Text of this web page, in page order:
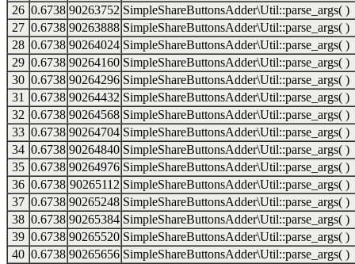
26 0.6738 90263752 SimpleShareButtonsAdder\Util::parse_args( )
27 0.6738 90263888 SimpleShareButtonsAdder\Util::parse_args( )
28 0.6738 90264024 SimpleShareButtonsAdder\Util::parse_args( )
29 0.6738 90264160 SimpleShareButtonsAdder\Util::parse_args( )
30 0.6738 90264296 SimpleShareButtonsAdder\Util::parse_args( )
31
0.6738 90264432 SimpleShareButtonsAdder\Util::parse_args( )
32 0.6738 90264568 SimpleShareButtonsAdder\Util::parse_args( )
33 0.6738 90264704 SimpleShareButtonsAdder\Util::parse_args( )
34 0.6738 90264840 SimpleShareButtonsAdder\Util::parse_args( )
35 0.6738 90264976 SimpleShareButtonsAdder\Util::parse_args( )
36 0.6738 90265112 SimpleShareButtonsAdder\Util::parse_args( )
37 0.6738 90265248 SimpleShareButtonsAdder\Util::parse_args( )
38 0.6738 90265384 SimpleShareButtonsAdder\Util::parse_args( )
39 0.6738 90265520 SimpleShareButtonsAdder\Util::parse_args( )
40 0.6738 90265656 SimpleShareButtonsAdder\Util::parse_args( )